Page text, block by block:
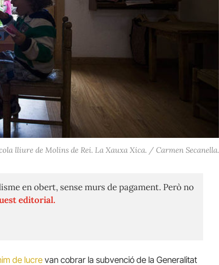
lliure de Molins de Rei. La Xauxa Xica. / Carmen Secanella.
en obert, sense murs de pagament. Però no
editorial.
de lucrevan cobrar la subvenció de la Generalitat